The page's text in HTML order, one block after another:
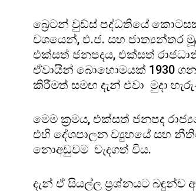
බ්‍රෙටන් වුඩ්ස් පද්ධතියේ
වශයෙන්, එ.ජ. සහ ජාත්‍යන්තර
එක්සත් ජනපදය, එක්සත්
ඒවායින් බොහොමයක් 1930
කිරීමත් සමඟ දැන් එවා මුදා
මෙම ක්‍රමය, එක්සත් ජනපද
එහි දේශපාලන ව්‍යුහයේ සහ
නොඅඩුවම වැදගත් විය.
දැන් ඒ සියල්ල ප්‍රශ්නයට බඳුන්ව